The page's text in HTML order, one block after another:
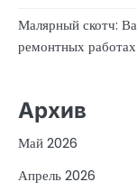
Малярный скотч:
ремонтных работах
Архив
Май 2026
Апрель 2026